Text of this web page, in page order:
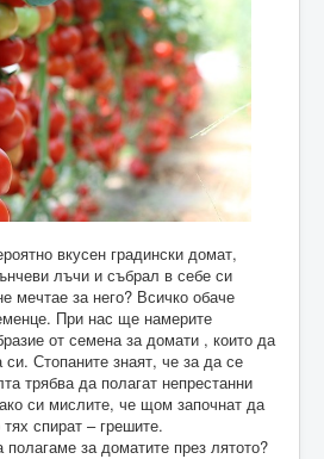
вкусен градински домат,
лъчи и събрал в себе си
мечтае за него? Всичко обаче
При нас ще намерите
от семена за домати , които да
си. Стопаните знаят, че за да се
трябва да полагат непрестанни
си мислите, че щом започнат да
спират – грешите.
полагаме за доматите през лятото?